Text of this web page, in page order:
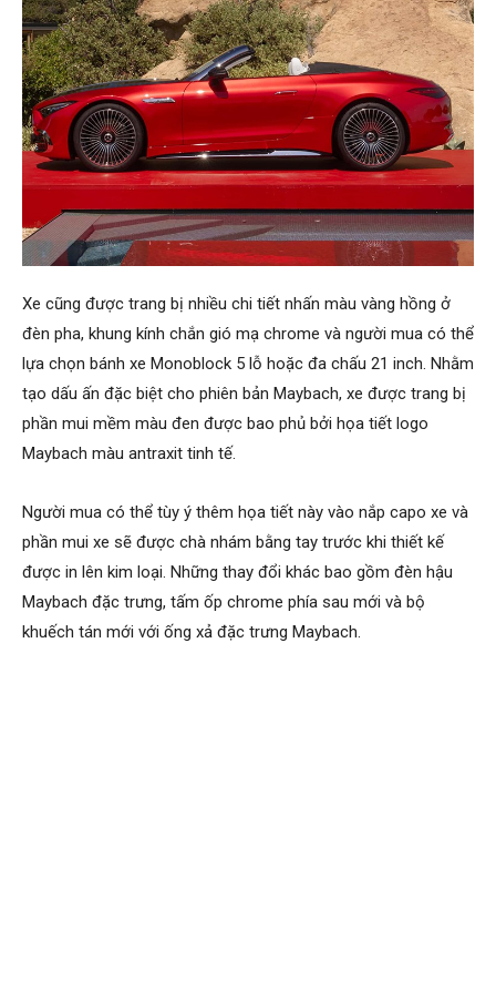
Xe cũng được trang bị nhiều chi tiết nhấn màu vàng hồng ở
đèn pha, khung kính chắn gió mạ chrome và người mua có thể
lựa chọn bánh xe Monoblock 5 lỗ hoặc đa chấu 21 inch. Nhằm
tạo dấu ấn đặc biệt cho phiên bản Maybach, xe được trang bị
phần mui mềm màu đen được bao phủ bởi họa tiết logo
Maybach màu antraxit tinh tế.
Người mua có thể tùy ý thêm họa tiết này vào nắp capo xe và
phần mui xe sẽ được chà nhám bằng tay trước khi thiết kế
được in lên kim loại. Những thay đổi khác bao gồm đèn hậu
Maybach đặc trưng, tấm ốp chrome phía sau mới và bộ
khuếch tán mới với ống xả đặc trưng Maybach.